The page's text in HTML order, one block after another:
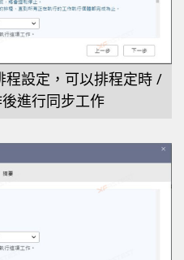
程設定，可以排程定時 /
進行同步工作